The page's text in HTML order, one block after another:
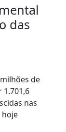
das
de
nas
hoje